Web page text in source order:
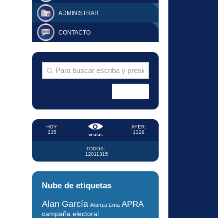
ADMINISTRAR
CONTACTO
visitas
HOY:
335
AYER:
1328
TODOS:
12011315
Nube de etiquetas
Alan García Alianza Lima APRA
campaña electoral